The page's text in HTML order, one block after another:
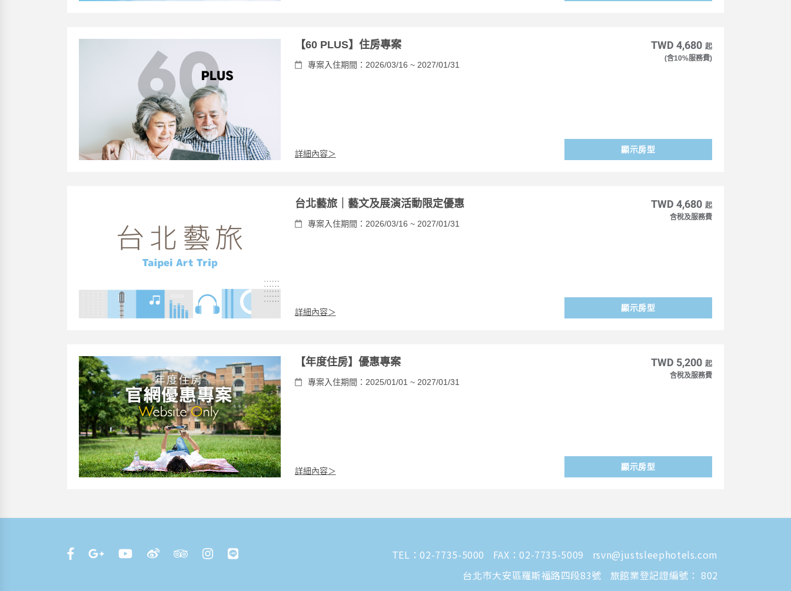
【60 PLUS】住房專案
專案入住期間：2026/03/16 ~ 2027/01/31
詳細內容＞
TWD 4,680 起
(含10%服務費)
顯示房型
台北藝旅｜藝文及展演活動限定優惠
專案入住期間：2026/03/16 ~ 2027/01/31
詳細內容＞
TWD 4,680 起
含稅及服務費
顯示房型
【年度住房】優惠專案
專案入住期間：2025/01/01 ~ 2027/01/31
詳細內容＞
TWD 5,200 起
含稅及服務費
顯示房型
TEL：02-7735-5000 FAX：02-7735-5009
rsvn@justsleephotels.com
台北市大安區羅斯福路四段83號
旅館業登記證編號： 802